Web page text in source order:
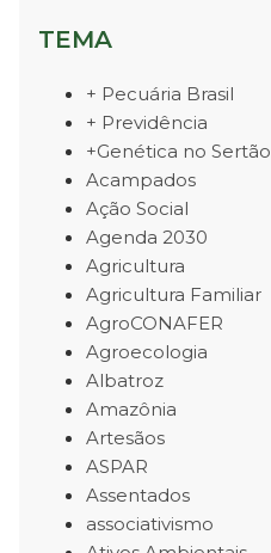
TEMA
+ Pecuária Brasil
+ Previdência
+Genética no Sertão
Acampados
Ação Social
Agenda 2030
Agricultura
Agricultura Familiar
AgroCONAFER
Agroecologia
Albatroz
Amazônia
Artesãos
ASPAR
Assentados
associativismo